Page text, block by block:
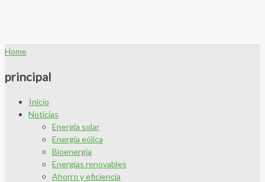
Home
principal
Inicio
Noticias
Energía solar
Energía eólica
Bioenergía
Energías renovables
Ahorro y eficiencia